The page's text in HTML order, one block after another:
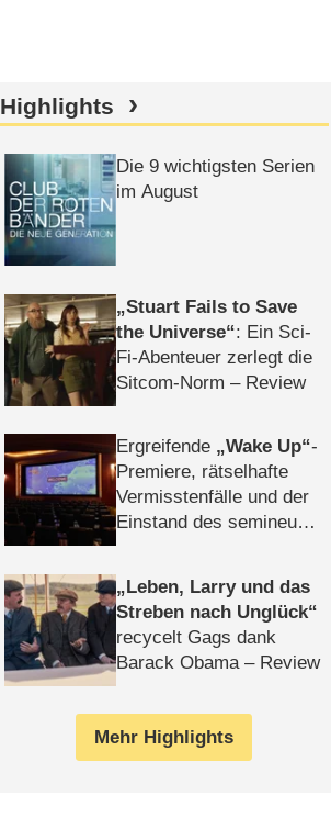
Highlights
Die 9 wichtigsten Serien
im August
Stuart Fails to Save
the Universe : Ein Sci-
Fi-Abenteuer zerlegt die
Sitcom-Norm – Review
Ergreifende Wake Up -
Premiere, rätselhafte
Vermisstenfälle und der
Einstand des semineuen
Leben, Larry und das
Streben nach Unglück
recycelt Gags dank
Barack Obama – Review
Mehr Highlights